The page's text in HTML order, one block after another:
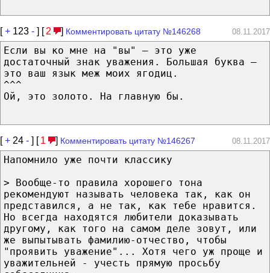
[+ 123 - ] [ 2 ] Комментировать цитату №146268 08.11.2017
Если вы ко мне на "вы" – это уже
достаточный знак уважения. Большая буква –
это ваш язык меж моих ягодиц.
^^^
Ой, это золото. На главную бы.
[+ 24 - ] [ 1 ] Комментировать цитату №146267 08.11.2017
Напомнило уже почти классику
> Вообще-то правила хорошего тона
рекомендуют называть человека так, как он
представился, а не так, как тебе нравится.
Но всегда находятся любители доказывать
другому, как того на самом деле зовут, или
же выпытывать фамилию-отчество, чтобы
"проявить уважение"... Хотя чего уж проще и
уважительней - учесть прямую просьбу